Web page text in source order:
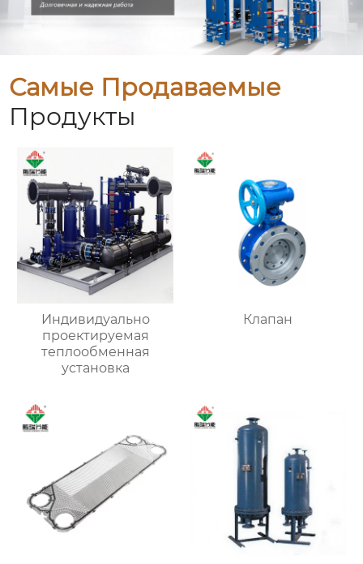
Самые Продаваемые
Продукты
Индивидуально
проектируемая
теплообменная
установка
Клапан